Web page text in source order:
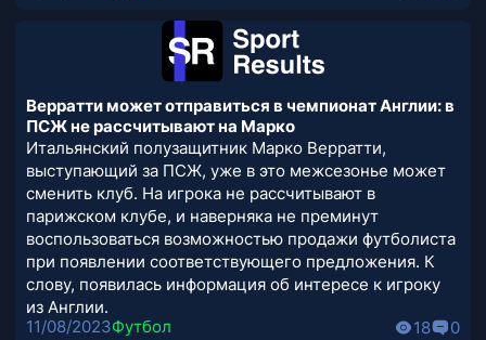
Верратти может отправиться в чемпионат Англии: в
ПСЖ не рассчитывают на Марко
Итальянский полузащитник Марко Верратти,
выступающий за ПСЖ, уже в это межсезонье может
сменить клуб. На игрока не рассчитывают в
парижском клубе, и наверняка не преминут
воспользоваться возможностью продажи футболиста
при появлении соответствующего предложения. К
слову, появилась информация об интересе к игроку
из Англии.
11/08/2023Футбол 18 0